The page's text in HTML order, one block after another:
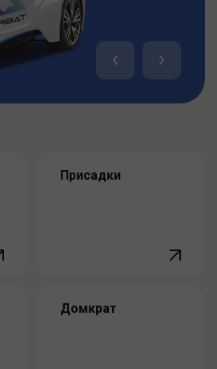
Присадки
Домкрат